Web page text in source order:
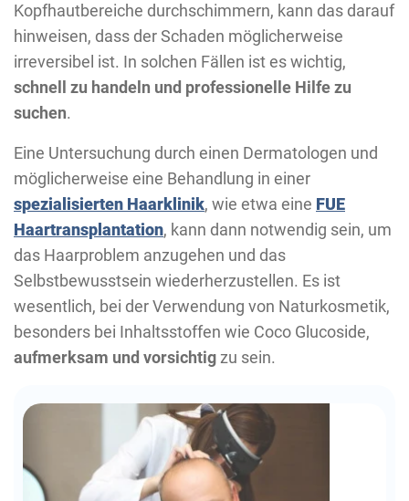
Kopfhautbereiche durchschimmern, kann das darauf
hinweisen, dass der Schaden möglicherweise
irreversibel ist. In solchen Fällen ist es wichtig,
schnell zu handeln und professionelle Hilfe zu
suchen.
Eine Untersuchung durch einen Dermatologen und
möglicherweise eine Behandlung in einer
spezialisierten Haarklinik, wie etwa eine FUE
Haartransplantation, kann dann notwendig sein, um
das Haarproblem anzugehen und das
Selbstbewusstsein wiederherzustellen. Es ist
wesentlich, bei der Verwendung von Naturkosmetik,
besonders bei Inhaltsstoffen wie Coco Glucoside,
aufmerksam und vorsichtigzu sein.